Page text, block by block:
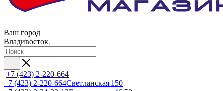
Ваш город
Владивосток
+7 (423) 2-220-664
+7 (423) 2-220-664Светланская 150